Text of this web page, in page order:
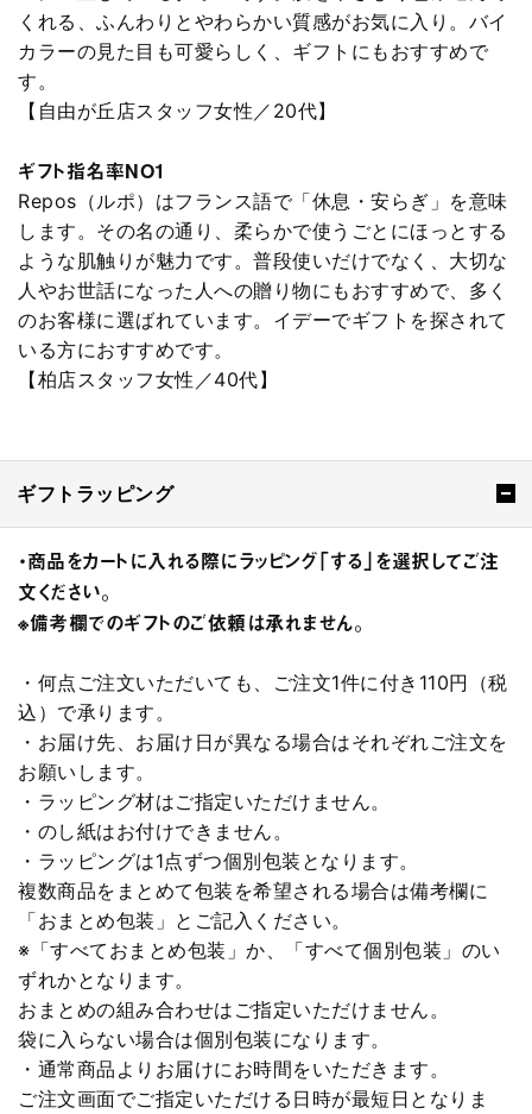
くれる、ふんわりとやわらかい質感がお気に入り。バイ
カラーの見た目も可愛らしく、ギフトにもおすすめで
す。
【自由が丘店スタッフ女性／20代】
ギフト指名率NO1
Repos（ルポ）はフランス語で「休息・安らぎ」を意味
します。その名の通り、柔らかで使うごとにほっとする
ような肌触りが魅力です。普段使いだけでなく、大切な
人やお世話になった人への贈り物にもおすすめで、多く
のお客様に選ばれています。イデーでギフトを探されて
いる方におすすめです。
【柏店スタッフ女性／40代】
ギフトラッピング
・商品をカートに入れる際にラッピング「する」を選択してご注
文ください。
※備考欄でのギフトのご依頼は承れません。
・何点ご注文いただいても、ご注文1件に付き110円（税
込）で承ります。
・お届け先、お届け日が異なる場合はそれぞれご注文を
お願いします。
・ラッピング材はご指定いただけません。
・のし紙はお付けできません。
・ラッピングは1点ずつ個別包装となります。
複数商品をまとめて包装を希望される場合は備考欄に
「おまとめ包装」とご記入ください。
※「すべておまとめ包装」か、「すべて個別包装」のい
ずれかとなります。
おまとめの組み合わせはご指定いただけません。
袋に入らない場合は個別包装になります。
・通常商品よりお届けにお時間をいただきます。
ご注文画面でご指定いただける日時が最短日となりま